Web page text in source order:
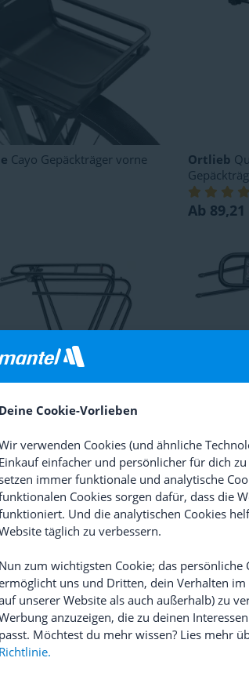
Cayo Gepäckträger vorne Ortlieb
Ab 89,21
Logo Evo Gepäckträger
(10)
UVP99,07
91,14
Deine Cookie-Vorlieben
verwenden Cookies (und ähnliche
Einkauf einfacher und persönlicher für dich
immer funktionale und analytische
Cookies sorgen dafür, dass die
Und die analytischen Cookies
täglich zu verbessern.
Nun zum wichtigsten Cookie; das persönliche
uns und Dritten, dein Verhalten
unserer Website als auch außerhalb) zu
anzuzeigen, die zu deinen
passt. Möchtest du mehr wissen? Lies mehr
Richtlinie.